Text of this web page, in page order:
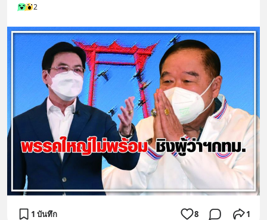
2
1 บันทึก 8 1